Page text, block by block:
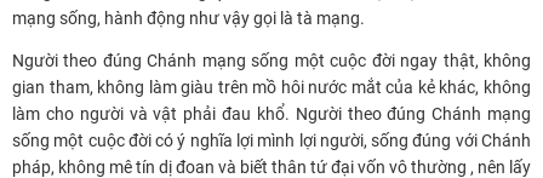
mạng sống, hành động như vậy gọi là tà mạng.
Người theo đúng Chánh mạng sống một cuộc đời ngay thật, không
gian tham, không làm giàu trên mồ hôi nước mắt của kẻ khác, không
làm cho người và vật phải đau khổ. Người theo đúng Chánh mạng
sống một cuộc đời có ý nghĩa lợi mình lợi người, sống đúng với Chánh
pháp, không mê tín dị đoan và biết thân tứ đại vốn vô thường , nên lấy